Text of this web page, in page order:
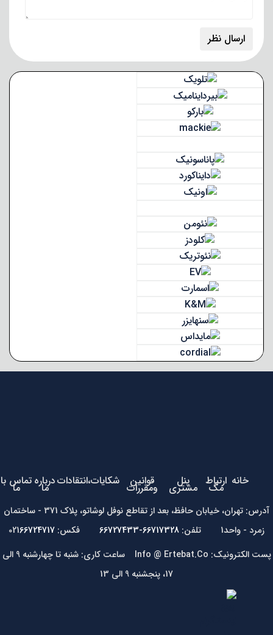
خانه ارتباط
مگ پنل
مشتری قوانین
ومقررات شکایات،انتقاداتدرباره
ما تماس با
ما
آدرس: تهران، خیابان حافظ، بعد از تقاطع نوفل لوشاتو، پلاک 371 - ساختمان
زمرد - واحد1 تلفن:
66717328-66727433 فکس: 021 66724717
پست الکترونیک: Info @ Ertebat.Co ساعت کاری: شنبه تا چهارشنبه 9 الی
17، پنجشنبه 9 الی 13